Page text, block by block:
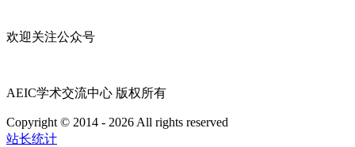
欢迎关注公众号
AEIC学术交流中心 版权所有
Copyright © 2014 - 2026 All rights reserved
站长统计